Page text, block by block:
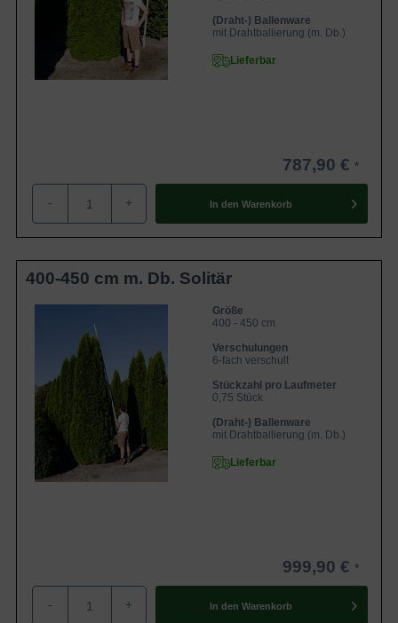
(Draht-) Ballenware
mit Drahtballierung (m. Db.)
Lieferbar
787,90 €
- + In den Warenkorb
400-450 cm m. Db. Solitär
Größe
400 - 450 cm
Verschulungen
6-fach verschult
Stückzahl pro Laufmeter
0,75 Stück
(Draht-) Ballenware
mit Drahtballierung (m. Db.)
Lieferbar
999,90 €
- + In den Warenkorb